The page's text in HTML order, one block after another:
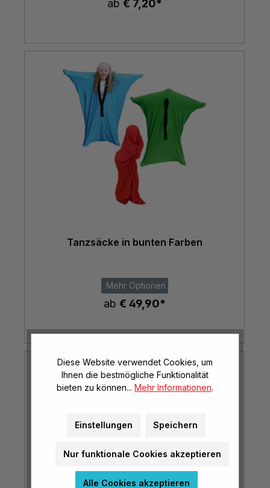
ab € 7,20*
Tanzsäcke in bunten Farben
Mehr Optionen
ab € 49,90*
Diese Website verwendet Cookies, um
Ihnen die bestmögliche Funktionalität
bieten zu können... Mehr Informationen.
Einstellungen Speichern
Nur funktionale Cookies akzeptieren
Alle Cookies akzeptieren